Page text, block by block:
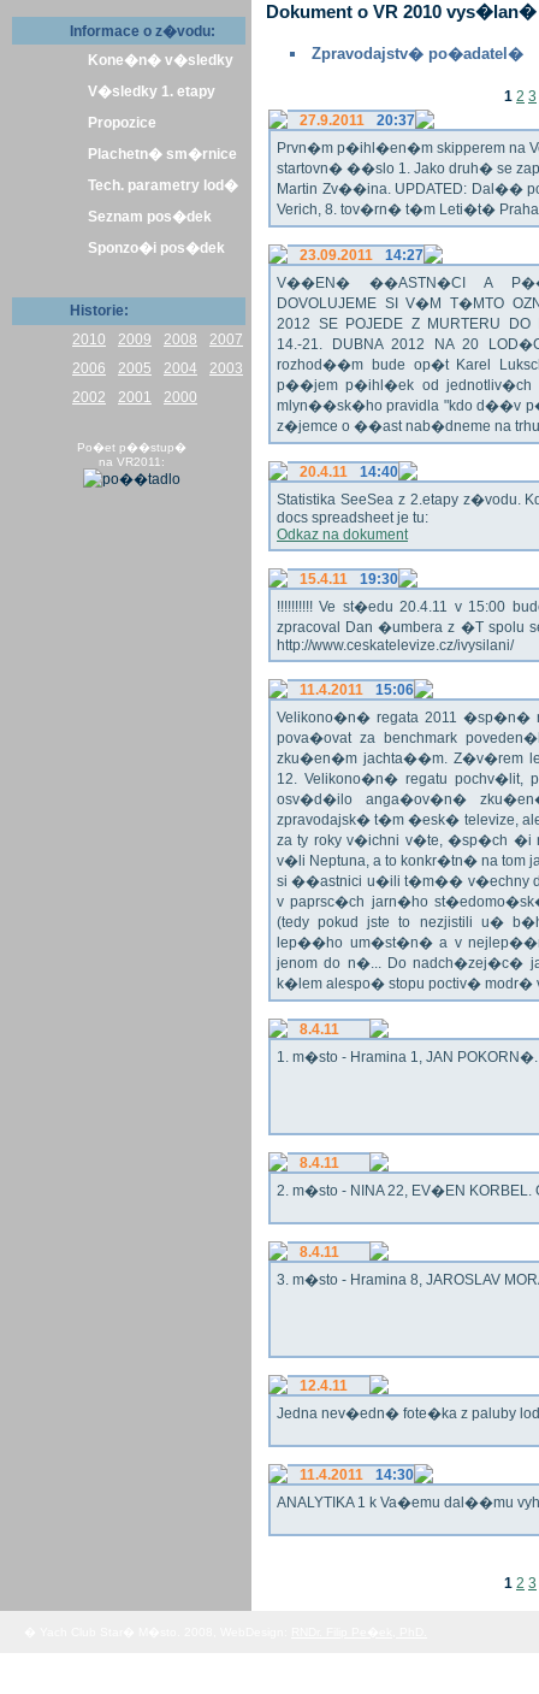
Informace o z�vodu:
Kone�n� v�sledky
V�sledky 1. etapy
Propozice
Plachetn� sm�rnice
Tech. parametry lod�
Seznam pos�dek
Sponzo�i pos�dek
Historie:
2010
2009 2008
2007
2006
2005 2004
2003
2002
2001 2000
Po�et p��stup�
na VR2011:
Dokument o VR 2010
Zpravodajstv� po�adatel�
1 2 3
27.9.2011
20:37
Prvn�m p�ihl�en�m skipperem na
startovn� ��slo 1. Jako druh� se
Martin Zv��ina. UPDATED: Dal��
Verich, 8. tov�rn� t�m Leti�t� Praha
23.09.2011
14:27
V��EN� ��ASTN�CI A
DOVOLUJEME SI V�M T�MTO
2012 SE POJEDE Z MURTERU
14.-21. DUBNA 2012 NA 20
rozhod��m bude op�t Karel
p��jem p�ihl�ek od jednotliv�ch
mlyn��sk�ho pravidla "kdo d��v
z�jemce o ��ast nab�dneme na
20.4.11
14:40
Statistika SeeSea z 2.etapy z�vodu.
docs spreadsheet je tu:
Odkaz na dokument
15.4.11
19:30
!!!!!!!!!! Ve st�edu 20.4.11 v 15:00
zpracoval Dan �umbera z �T spolu
http://www.ceskatelevize.cz/ivysilani/
11.4.2011
15:06
Velikono�n� regata 2011 �sp�n�
pova�ovat za benchmark
zku�en�m jachta��m. Z�v�rem
12. Velikono�n� regatu
osv�d�ilo anga�ov�n�
zpravodajsk� t�m �esk� televize,
za ty roky v�ichni v�te, �sp�ch
v�li Neptuna, a to konkr�tn� na tom
si ��astnici u�ili t�m�� v�echny
v paprsc�ch jarn�ho
(tedy pokud jste to nezjistili u�
lep��ho um�st�n� a v
jenom do n�... Do nadch�zej�c�
k�lem alespo� stopu poctiv�
8.4.11
1. m�sto - Hramina 1, JAN
8.4.11
2. m�sto - NINA 22, EV�EN KORBEL.
8.4.11
3. m�sto - Hramina 8, JAROSLAV
12.4.11
Jedna nev�edn� fote�ka z paluby
11.4.2011
14:30
ANALYTIKA 1 k Va�emu dal��mu
1 2 3